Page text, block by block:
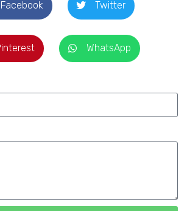
Facebook Twitter
WhatsApp